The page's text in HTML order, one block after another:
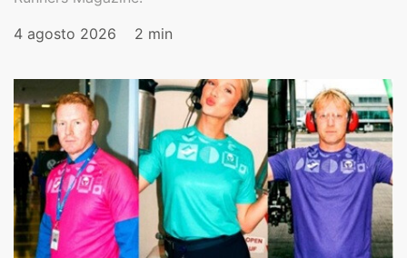
4 agosto 2026
2 min